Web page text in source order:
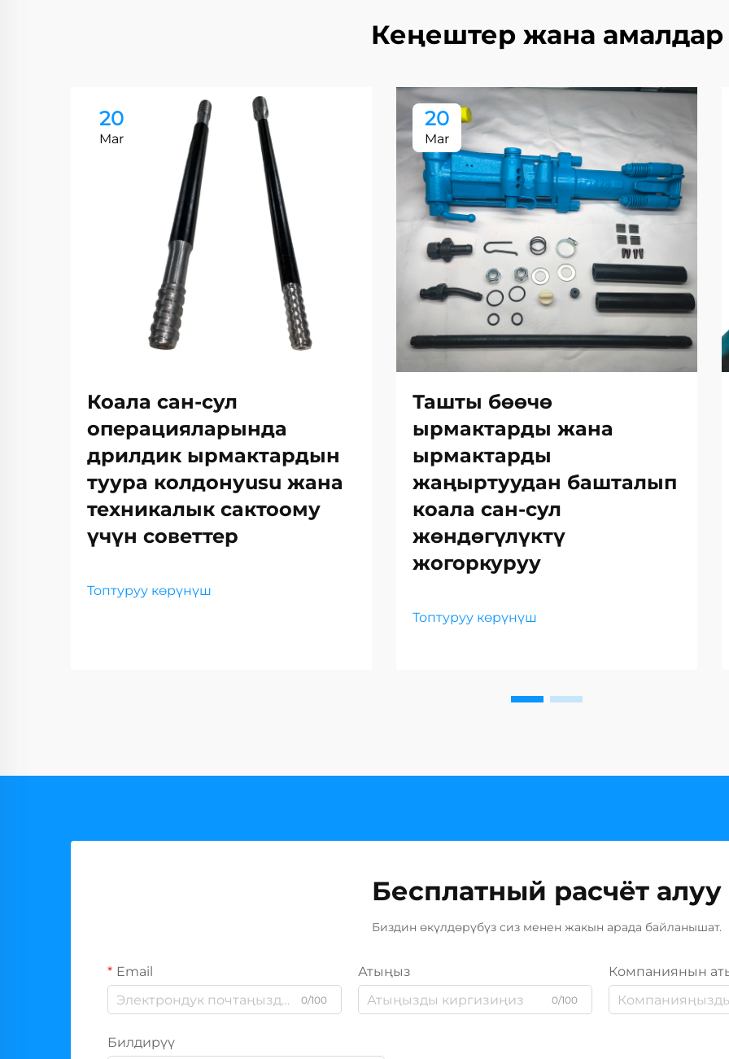
Кеңештер жана амалдар
20
Mar
Коала сан-сул
операцияларында
дрилдик ырмактардын
туура колдонуusu жана
техникалык сактоому
үчүн советтер
Топтуруу көрүнүш
20
Mar
Ташты бөөчө
ырмактарды жана
ырмактарды
жаңыртуудан башталып
коала сан-сул
жөндөгүлүктү
жогоркуруу
Топтуруу көрүнүш
Бесплатный расчёт алуу
Биздин өкүлдөрүбүз сиз менен жакын арада байланышат.
Email
0/100
Атыңыз
0/100
Компаниянын
Билдирүү